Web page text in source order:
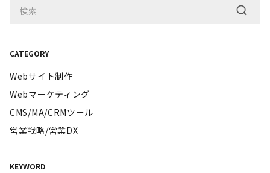
CATEGORY
Webサイト制作
Webマーケティング
CMS/MA/CRMツール
営業戦略/営業DX
KEYWORD